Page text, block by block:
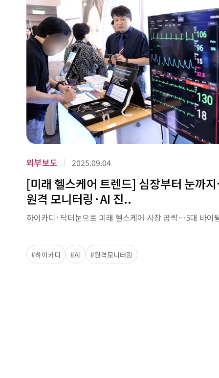
외부보도 2025.09.04
[미래 헬스케어 트렌드] 심장부터 눈까
원격 모니터링·AI 진..
하이카디·닥터눈으로 미래 헬스케어 시장 공략…5대 바이
#하이카디 #AI #원격모니터링